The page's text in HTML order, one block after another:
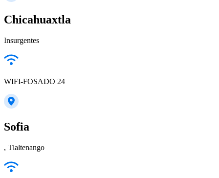
Chicahuaxtla
Insurgentes
WIFI-FOSADO 24
Sofia
, Tlaltenango